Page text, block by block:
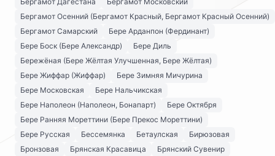
Бергамот Осенний (Бергамот Красный, Бергамот Красный Осенний)
Бергамот Самарский
Бере Арданпон (Фердинант)
Бере Боск (Бере Александр)
Бере Диль
Бережёная (Бере Жёлтая Улучшенная, Бере Жёлтая)
Бере Жиффар (Жиффар)
Бере Зимняя Мичурина
Бере Московская
Бере Нальчикская
Бере Наполеон (Наполеон, Бонапарт)
Бере Октября
Бере Ранняя Мореттини (Бере Прекос Мореттини)
Бере Русская
Бессемянка Бетаулская
Бирюзовая
Бронзовая
Брянская Красавица
Брянский Сувенир